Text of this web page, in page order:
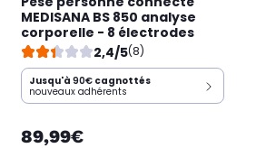
MEDISANA BS 850 analyse
corporelle - 8 électrodes
2,4/5(8)
Jusqu'à 90€ cagnottés
nouveaux adhérents
89,99€